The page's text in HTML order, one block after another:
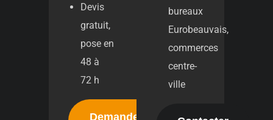
Devis
gratuit,
pose en
48 à
72 h
Demander
bureaux
Eurobeauvais,
commerces
centre-
ville